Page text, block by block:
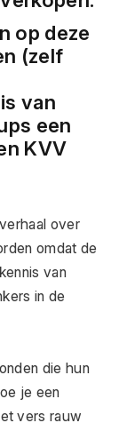
(zelf
van
een
KVV
over
omdat de
van
die hun
je een
vers rauw